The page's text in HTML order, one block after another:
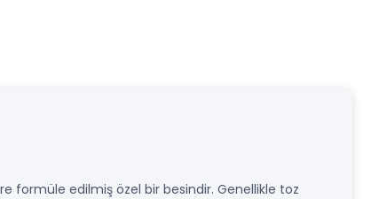
formüle edilmiş özel bir besindir. Genellikle toz